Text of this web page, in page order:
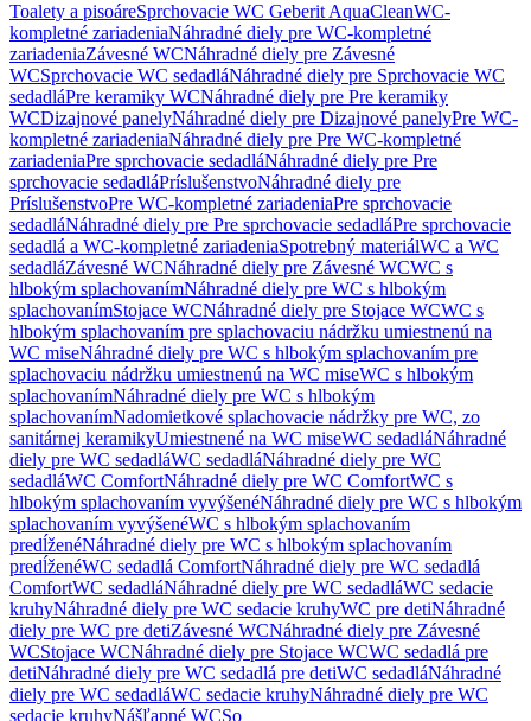
Toalety a pisoáreSprchovacie WC Geberit AquaCleanWC-
kompletné zariadeniaNáhradné diely pre WC-kompletné
zariadeniaZávesné WCNáhradné diely pre Závesné
WCSprchovacie WC sedadláNáhradné diely pre Sprchovacie WC
sedadláPre keramiky WCNáhradné diely pre Pre keramiky
WCDizajnové panelyNáhradné diely pre Dizajnové panelyPre WC-
kompletné zariadeniaNáhradné diely pre Pre WC-kompletné
zariadeniaPre sprchovacie sedadláNáhradné diely pre Pre
sprchovacie sedadláPríslušenstvoNáhradné diely pre
PríslušenstvoPre WC-kompletné zariadeniaPre sprchovacie
sedadláNáhradné diely pre Pre sprchovacie sedadláPre sprchovacie
sedadlá a WC-kompletné zariadeniaSpotrebný materiálWC a WC
sedadláZávesné WCNáhradné diely pre Závesné WCWC s
hlbokým splachovanímNáhradné diely pre WC s hlbokým
splachovanímStojace WCNáhradné diely pre Stojace WCWC s
hlbokým splachovaním pre splachovaciu nádržku umiestnenú na
WC miseNáhradné diely pre WC s hlbokým splachovaním pre
splachovaciu nádržku umiestnenú na WC miseWC s hlbokým
splachovanímNáhradné diely pre WC s hlbokým
splachovanímNadomietkové splachovacie nádržky pre WC, zo
sanitárnej keramikyUmiestnené na WC miseWC sedadláNáhradné
diely pre WC sedadláWC sedadláNáhradné diely pre WC
sedadláWC ComfortNáhradné diely pre WC ComfortWC s
hlbokým splachovaním vyvýšenéNáhradné diely pre WC s hlbokým
splachovaním vyvýšenéWC s hlbokým splachovaním
predĺženéNáhradné diely pre WC s hlbokým splachovaním
predĺženéWC sedadlá ComfortNáhradné diely pre WC sedadlá
ComfortWC sedadláNáhradné diely pre WC sedadláWC sedacie
kruhyNáhradné diely pre WC sedacie kruhyWC pre detiNáhradné
diely pre WC pre detiZávesné WCNáhradné diely pre Závesné
WCStojace WCNáhradné diely pre Stojace WCWC sedadlá pre
detiNáhradné diely pre WC sedadlá pre detiWC sedadláNáhradné
diely pre WC sedadláWC sedacie kruhyNáhradné diely pre WC
sedacie kruhyNášľapné WCSo